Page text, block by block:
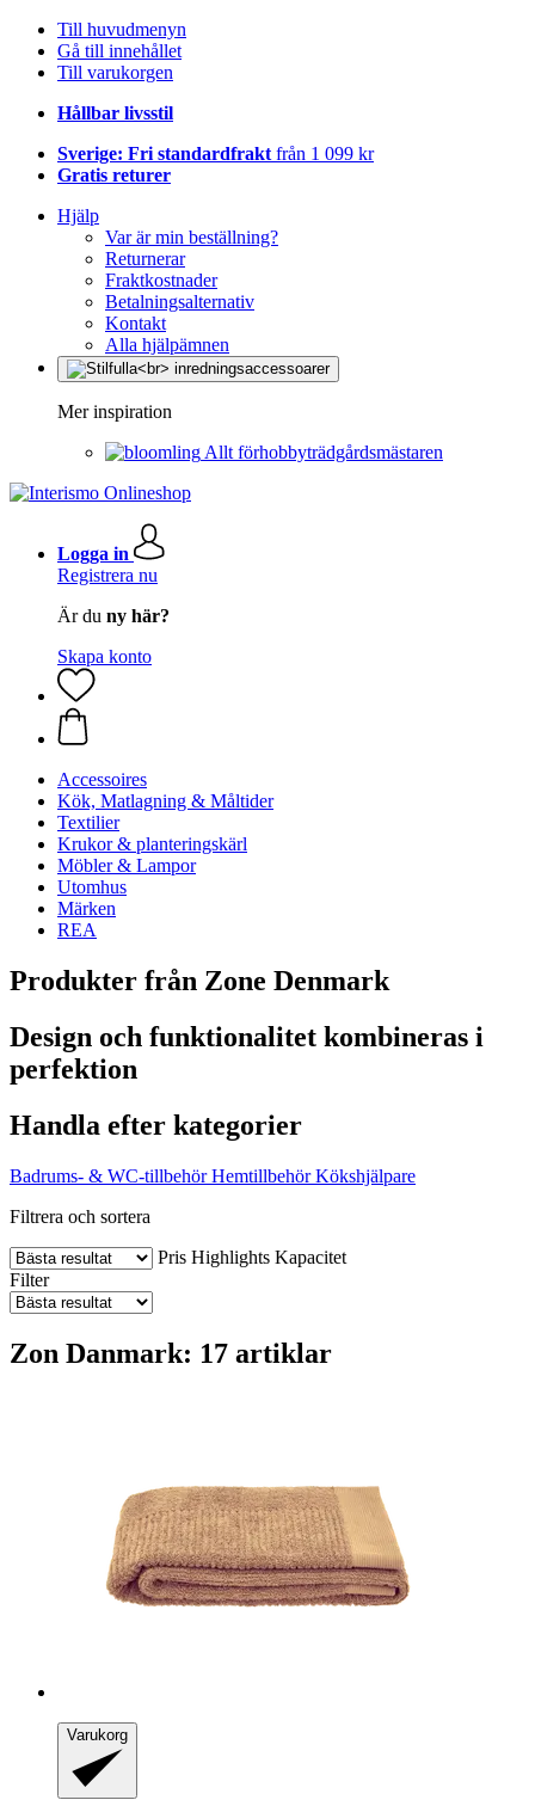
Till huvudmenyn
Gå till innehållet
Till varukorgen
Hållbar livsstil
Sverige: Fri standardfrakt från 1 099 kr
Gratis returer
Hjälp
Var är min beställning?
Returnerar
Fraktkostnader
Betalningsalternativ
Kontakt
Alla hjälpämnen
Mer inspiration
Allt förhobbyträdgårdsmästaren
Logga in
Registrera nu
Är du ny här?
Skapa konto
Accessoires
Kök, Matlagning & Måltider
Textilier
Krukor & planteringskärl
Möbler & Lampor
Utomhus
Märken
REA
Produkter från Zone Denmark
Design och funktionalitet kombineras i
perfektion
Handla efter kategorier
Badrums- & WC-tillbehör Hemtillbehör Kökshjälpare
Filtrera och sortera
Pris Highlights Kapacitet
Filter
Zon Danmark: 17 artiklar
Varukorg